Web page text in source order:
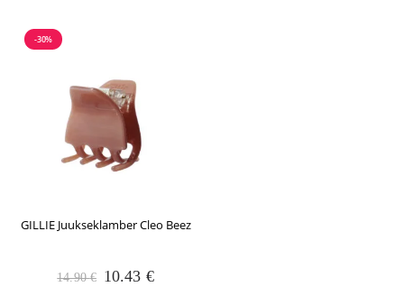
-30%
GILLIE Juukseklamber Cleo Beez
14.90€ Algne
10.43 €Praegune